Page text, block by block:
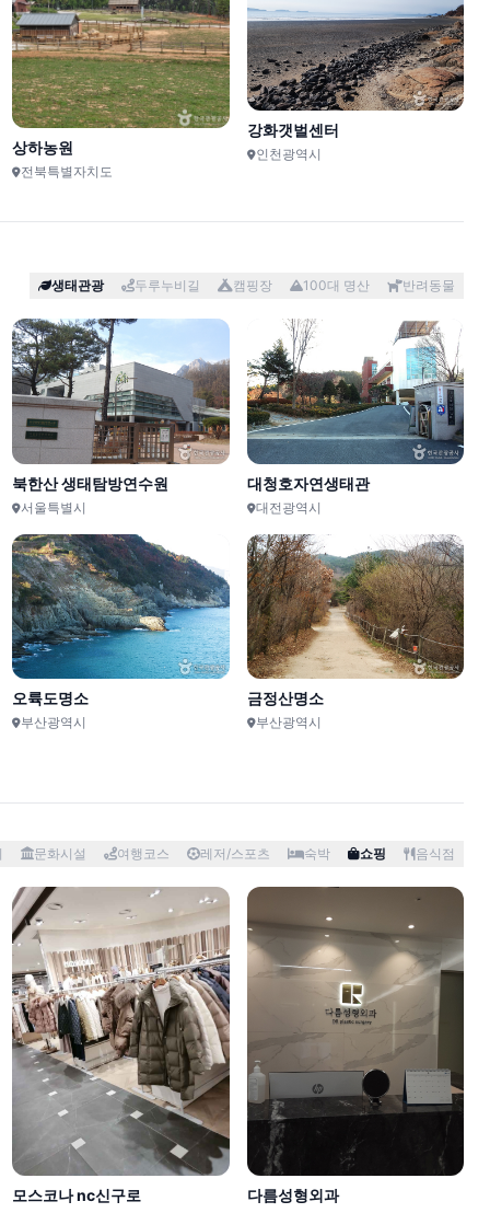
상하농원
전북특별자치도
강화갯벌센터
인천광역시
생태관광 두루누비길 캠핑장 100대 명산 반려동물
서해랑길 58코스
남파랑길 35코스
13km
서해랑길 79코스 서해랑길 23코스
문화시설 여행코스 레저/스포츠 숙박 쇼핑 음식점
천금수산
경상북도 울릉군
충청남도 부여군